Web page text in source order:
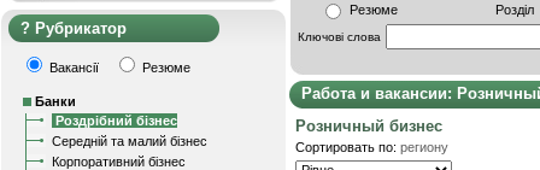
Рубрикатор
Вакансії Резюме
Банки
Роздрібний бізнес
Середній та малий бізнес
Корпоративний бізнес
Резюме
Розділ
Ключові слова
Работа и вакансии:
Розничный бизнес
Сортировать по: региону